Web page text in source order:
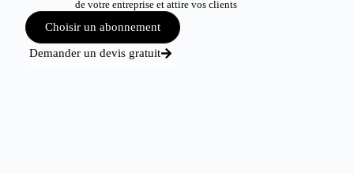
de votre entreprise et attire vos clients
Choisir un abonnement
Demander un devis gratuit